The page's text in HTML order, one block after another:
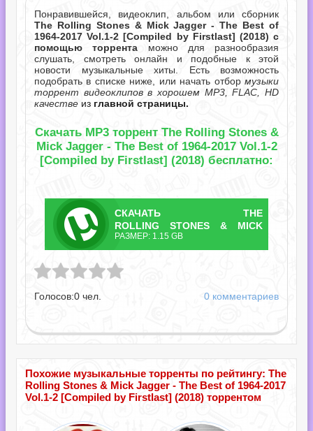
Понравившейся, видеоклип, альбом или сборник
The Rolling Stones & Mick Jagger - The Best of
1964-2017 Vol.1-2 [Compiled by Firstlast] (2018) с
помощью торрента можно для разнообразия
слушать, смотреть онлайн и подобные к этой
новости музыкальные хиты. Есть возможность
подобрать в списке ниже, или начать отбор музыки
торрент видеоклипов в хорошем MP3, FLAC, HD
качестве из главной страницы.
Скачать MP3 торрент The Rolling Stones &
Mick Jagger - The Best of 1964-2017 Vol.1-2
[Compiled by Firstlast] (2018) бесплатно:
СКАЧАТЬ
ТОРРЕНТ
THE
ROLLING STONES & MICK
JAGGER - THE BEST OF 1964-
2017 VOL.1-2 [COMPILED BY
FIRSTLAST].TORRENT
РАЗМЕР: 1.15 GB
Голосов:0 чел. 0 комментариев
Похожие музыкальные торренты по рейтингу: The
Rolling Stones & Mick Jagger - The Best of 1964-2017
Vol.1-2 [Compiled by Firstlast] (2018) торрентом